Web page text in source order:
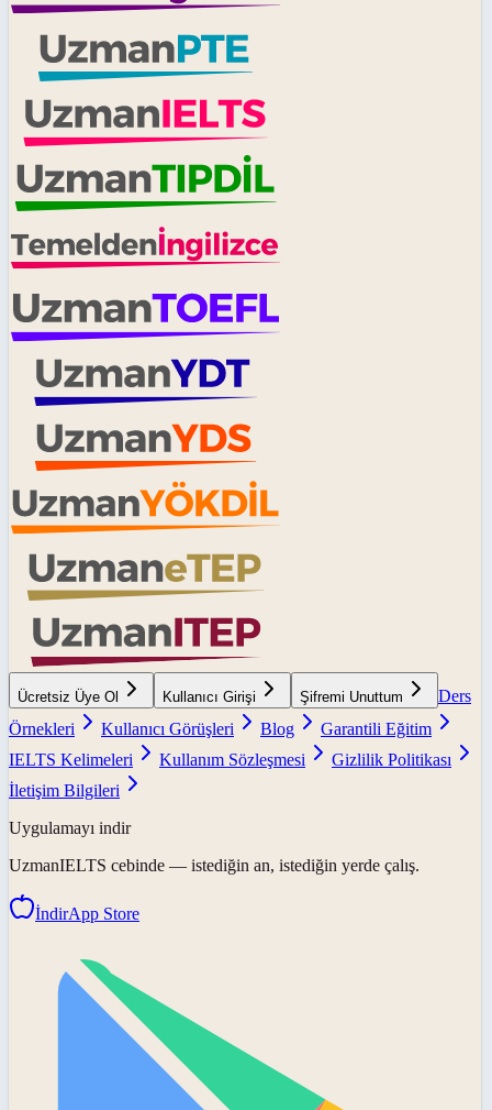
Ücretsiz Üye Ol Kullanıcı Girişi Şifremi Unuttum
Ders
Örnekleri
Kullanıcı Görüşleri Blog
Garantili Eğitim
IELTS Kelimeleri
Kullanım Sözleşmesi
Gizlilik Politikası
İletişim Bilgileri
Uygulamayı indir
UzmanIELTS cebinde — istediğin an, istediğin yerde çalış.
İndirApp Store